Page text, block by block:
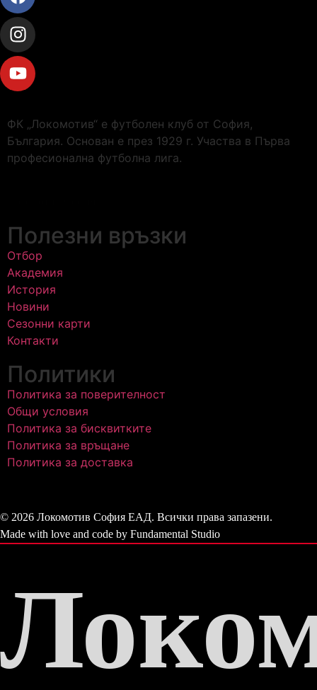
ФК „Локомотив“ е футболен клуб от София,
България. Основан е през 1929 г. Участва в Първа
професионална футболна лига.
Полезни връзки
Отбор
Академия
История
Новини
Сезонни карти
Контакти
Политики
Политика за поверителност
Общи условия
Политика за бисквитките
Политика за връщане
Политика за доставка
© 2026 Локомотив София ЕАД. Всички права запазени.
Made with love and code by Fundamental Studio